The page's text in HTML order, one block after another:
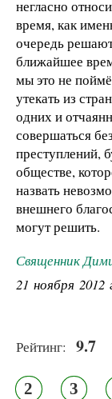
негласно
время, как
очередь
ближайшее
мы это не
утекать из
одних и
совершаться
преступлений,
обществе,
назвать
внешнего
могут решить.
Священник
21 ноября 2012
Рейтинг: 9.7
2 3